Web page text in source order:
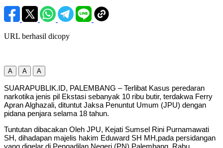
URL berhasil dicopy
A A A
SUARAPUBLIK.ID, PALEMBANG – Terlibat Kasus peredaran
narkotika jenis pil Ekstasi sebanyak 10 ribu butir, terdakwa Ferry
Apran Alghazali, dituntut Jaksa Penuntut Umum (JPU) dengan
pidana penjara selama 18 tahun.
Tuntutan dibacakan Oleh JPU, Kejati Sumsel Rini Purnamawati
SH, dihadapan majelis hakim Eduward SH MH,pada persidangan
yang digelar di Pengadilan Negeri (PN) Palembang, Rabu